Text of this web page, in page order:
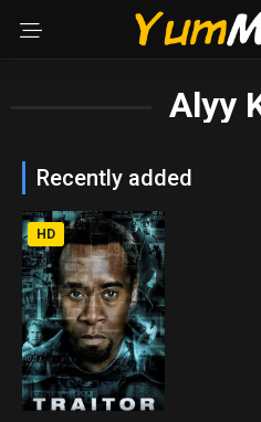
Alyy
Recently added
HD